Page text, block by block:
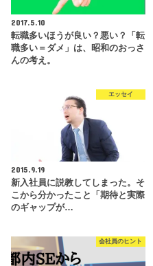
2017.5.10
転職多いほうが良い？悪い？「転
職多い＝ダメ」は、昭和のおっさ
んの考え。
エッセイ
2015.9.19
新入社員に説教してしまった。そ
こから分かったこと「期待と実際
のギャップが…
会社員のヒント